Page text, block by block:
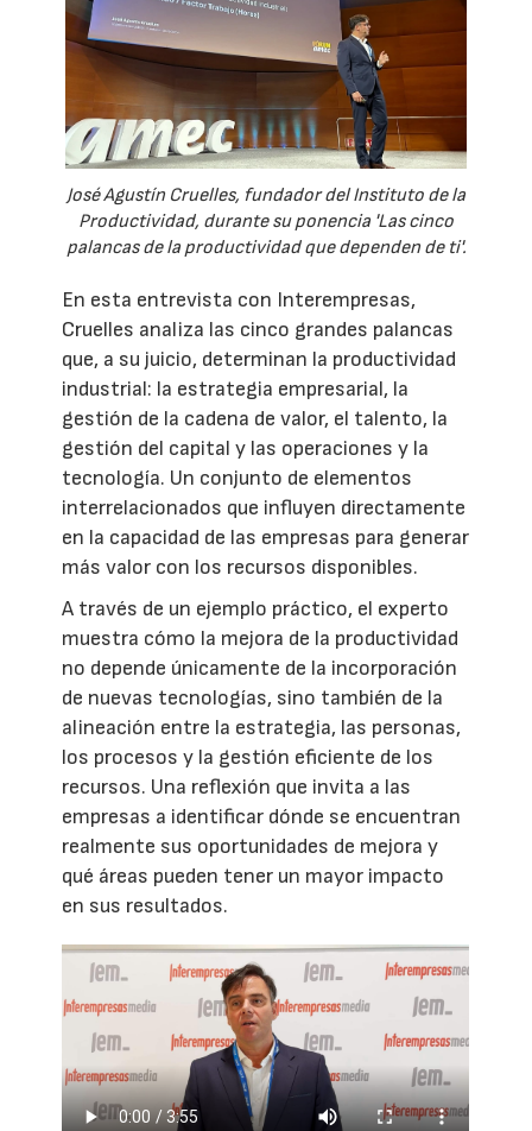
José Agustín Cruelles, fundador del Instituto de la
Productividad, durante su ponencia 'Las cinco
palancas de la productividad que dependen de ti'.
En esta entrevista con Interempresas,
Cruelles analiza las cinco grandes palancas
que, a su juicio, determinan la productividad
industrial: la estrategia empresarial, la
gestión de la cadena de valor, el talento, la
gestión del capital y las operaciones y la
tecnología. Un conjunto de elementos
interrelacionados que influyen directamente
en la capacidad de las empresas para generar
más valor con los recursos disponibles.
A través de un ejemplo práctico, el experto
muestra cómo la mejora de la productividad
no depende únicamente de la incorporación
de nuevas tecnologías, sino también de la
alineación entre la estrategia, las personas,
los procesos y la gestión eficiente de los
recursos. Una reflexión que invita a las
empresas a identificar dónde se encuentran
realmente sus oportunidades de mejora y
qué áreas pueden tener un mayor impacto
en sus resultados.